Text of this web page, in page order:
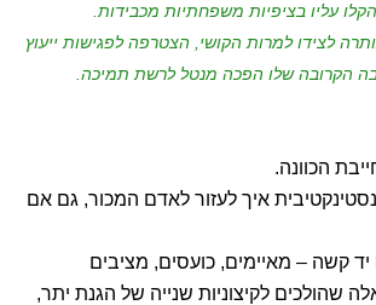
עליו בציפיות משפחתיות מכבידות.
לצידו למרות הקושי, הצטרפה לפגישות ייעוץ
הקרובה שלו הפכה מנטל לרשת תמיכה.
הכוונה.
איך לעזור לאדם המכור, גם אם
יד קשה – מאיימים, כועסים, מציבים
שהולכים לקיצוניות שנייה של הגנת יתר,